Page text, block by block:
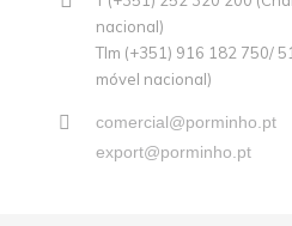
nacional)
Tlm (+351) 916 182 750/
móvel nacional)
comercial@porminho.pt
export@porminho.pt